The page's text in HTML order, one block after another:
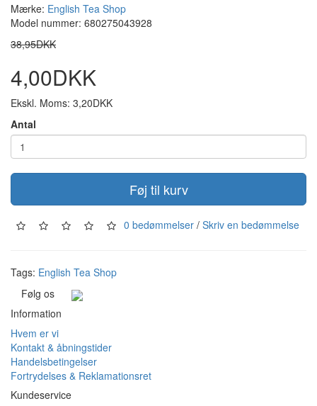
Mærke: English Tea Shop
Model nummer: 680275043928
38,95DKK
4,00DKK
Ekskl. Moms: 3,20DKK
Antal
Føj til kurv
0 bedømmelser / Skriv en bedømmelse
Tags: English Tea Shop
Følg os
Information
Hvem er vi
Kontakt & åbningstider
Handelsbetingelser
Fortrydelses & Reklamationsret
Kundeservice